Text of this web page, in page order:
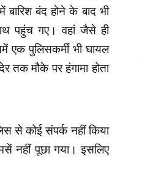
बारिश बंद होने के बाद भी
पहुंच गए। वहां जैसे ही
एक पुलिसकर्मी भी घायल
तक मौके पर हंगामा होता
से कोई संपर्क नहीं किया
नहीं पूछा गया। इसलिए